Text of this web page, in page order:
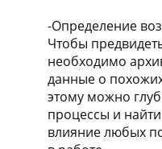
-Определение
Чтобы
необходимо
данные о
этому можно
процессы и
влияние любых